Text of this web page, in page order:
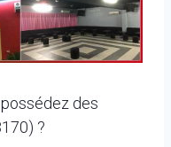
des
?